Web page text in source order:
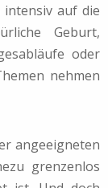
intensiv auf die
Geburt,
oder
nehmen
angeeigneten
grenzenlos